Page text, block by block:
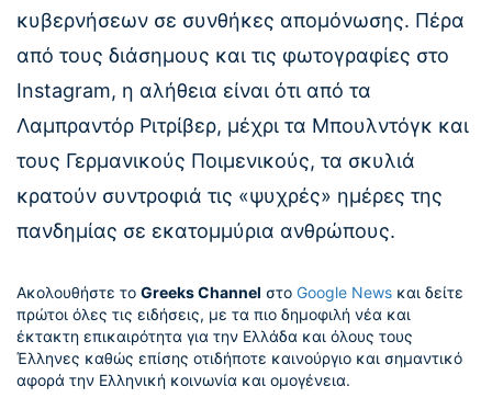
κυβερνήσεων σε συνθήκες απομόνωσης. Πέρα
από τους διάσημους και τις φωτογραφίες στο
Instagram, η αλήθεια είναι ότι από τα
Λαμπραντόρ Ριτρίβερ, μέχρι τα Μπουλντόγκ και
τους Γερμανικούς Ποιμενικούς, τα σκυλιά
κρατούν συντροφιά τις «ψυχρές» ημέρες της
πανδημίας σε εκατομμύρια ανθρώπους.
Ακολουθήστε το Greeks Channel στο Google News και δείτε
πρώτοι όλες τις ειδήσεις, με τα πιο δημοφιλή νέα και
έκτακτη επικαιρότητα για την Ελλάδα και όλους τους
Έλληνες καθώς επίσης οτιδήποτε καινούργιο και σημαντικό
αφορά την Ελληνική κοινωνία και ομογένεια.